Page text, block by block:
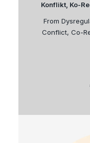
Konflikt, Ko-
From
Conflict, Co-